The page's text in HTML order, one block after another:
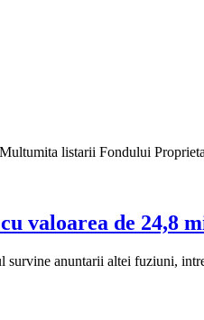
listarii Fondului
valoarea de 24,8
anuntarii altei fuziuni,